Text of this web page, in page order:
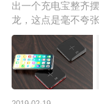
出一个充电宝整齐
龙，这点是毫不夸
速地辨别出哪个充电